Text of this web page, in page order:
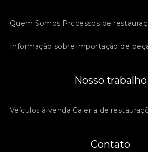
Quem Somos Processos de
Informação sobre importação de
Nosso trabalho
Veículos à venda Galeria de
Contato